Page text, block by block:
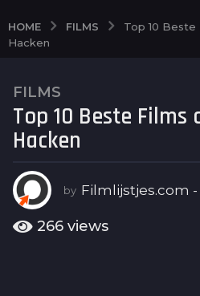
HOME FILMS
Top 10 Beste
Hacken
7
j
a
a
a
g
o
FILMS
Top 10 Beste Films
Hacken
by Filmlijstjes.com
266 views